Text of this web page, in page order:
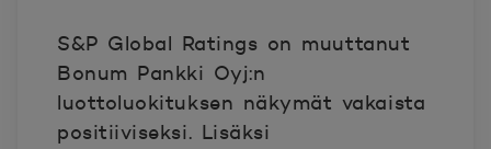
S&P Global Ratings on muuttanut
Bonum Pankki Oyj:n
luottoluokituksen näkymät vakaista
positiiviseksi. Lisäksi